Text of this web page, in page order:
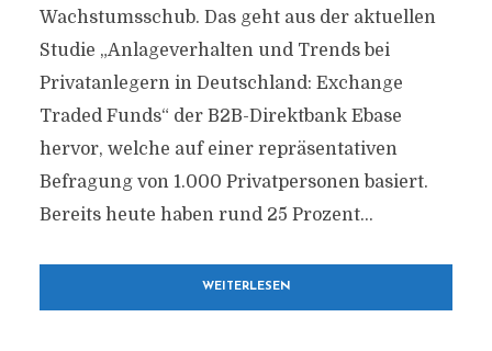
Wachstumsschub. Das geht aus der aktuellen
Studie „Anlageverhalten und Trends bei
Privatanlegern in Deutschland: Exchange
Traded Funds“ der B2B-Direktbank Ebase
hervor, welche auf einer repräsentativen
Befragung von 1.000 Privatpersonen basiert.
Bereits heute haben rund 25 Prozent...
WEITERLESEN